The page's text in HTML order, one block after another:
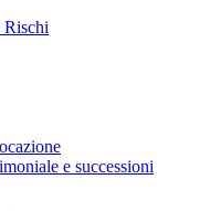
Rischi
e successioni